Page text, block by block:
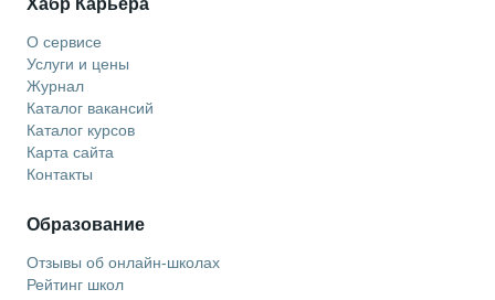
Хабр Карьера
О сервисе
Услуги и цены
Журнал
Каталог вакансий
Каталог курсов
Карта сайта
Контакты
Образование
Отзывы об онлайн-школах
Рейтинг школ